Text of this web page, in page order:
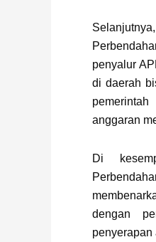
penyalur
di daerah
anggaran
Di
dengan
penyerapan